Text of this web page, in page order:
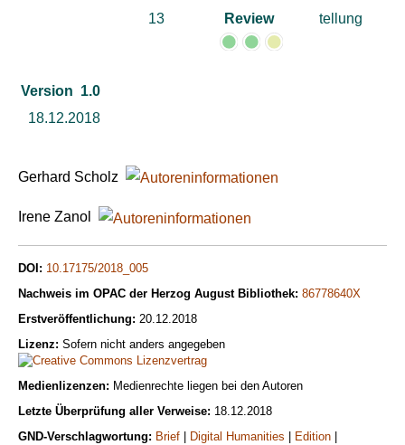
13
Review
tellung
Version 1.0
18.12.2018
Gerhard Scholz
Irene Zanol
DOI: 10.17175/2018_005
Nachweis im OPAC der Herzog August Bibliothek: 86778640X
Erstveröffentlichung: 20.12.2018
Lizenz: Sofern nicht anders angegeben
Medienlizenzen: Medienrechte liegen bei den Autoren
Letzte Überprüfung aller Verweise: 18.12.2018
GND-Verschlagwortung: Brief Digital Humanities Edition